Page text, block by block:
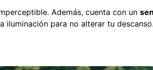
Además, cuenta con un
iluminación para no alterar tu descanso.